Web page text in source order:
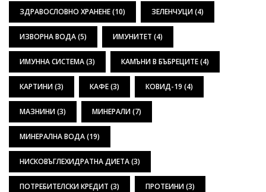
ЗДРАВОСЛОВНО ХРАНЕНЕ(10) ЗЕЛЕНЧУЦИ(4)
ИЗВОРНА ВОДА(5) ИМУНИТЕТ (4)
ИМУННА СИСТЕМА(3) КАМЪНИ В БЪБРЕЦИТЕ(4)
КАРТИНИ(3) КАФЕ(3) КОВИД-19 (4)
МАЗНИНИ(3) МИНЕРАЛИ(7)
МИНЕРАЛНА ВОДА(19)
НИСКОВЪГЛЕХИДРАТНА ДИЕТА(3)
ПОТРЕБИТЕЛСКИ КРЕДИТ (3) ПРОТЕИНИ(3)